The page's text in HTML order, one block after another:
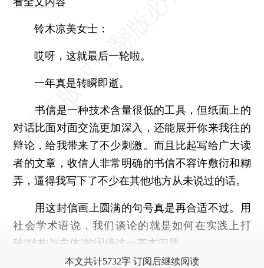
铃木凉美女士：
哎呀，这就最后一轮啦。
一年真是转瞬即逝。
书信是一种技术含量很低的工具，但纸面上的
对话比面对面交流更加深入，还能展开你来我往的
辩论，给我带来了不少刺激。而且比起写给广大读
者的文章，收信人非常明确的书信不容许敷衍和糊
弄，逼得我写下了不少在其他地方从未说过的话。
用这封信画上圆满的句号真是再合适不过。用
社会学术语说，我们谈论的就是如何在实践上打
破“结构与主体”的困境这一基本问题。
本文共计5732字 订阅后继续阅读